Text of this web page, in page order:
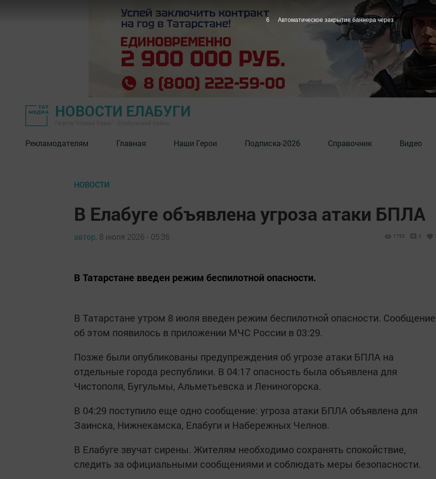
НОВОСТИ ЕЛАБУГИ
Рекламодателям Главная Наши Герои Подписка-2026 Справочник Видео
НОВОСТИ
В Елабуге объявлена угроза атаки БПЛА
автор, 8 июля 2026 - 05:36 1759 0
В Татарстане введен режим беспилотной опасности.
В Татарстане утром 8 июля введен режим беспилотной опасности. Сообщение
об этом появилось в приложении МЧС России в 03:29.
Позже были опубликованы предупреждения об угрозе атаки БПЛА на
отдельные города республики. В 04:17 опасность была объявлена для
Чистополя, Бугульмы, Альметьевска и Лениногорска.
В 04:29 поступило еще одно сообщение: угроза атаки БПЛА объявлена для
Заинска, Нижнекамска, Елабуги и Набережных Челнов.
В Елабуге звучат сирены. Жителям необходимо сохранять спокойствие,
следить за официальными сообщениями и соблюдать меры безопасности.
5 Автоматическое закрытие баннера через